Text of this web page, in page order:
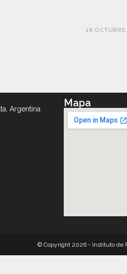
18
Argentina Mapa
© Copyright 2026 - Instituto de